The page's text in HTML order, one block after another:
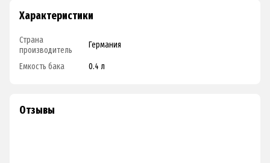
Характеристики
Страна
производитель
Германия
Емкость бака 0.4 л
Отзывы